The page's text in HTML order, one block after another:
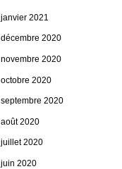
janvier 2021
décembre 2020
novembre 2020
octobre 2020
septembre 2020
août 2020
juillet 2020
juin 2020